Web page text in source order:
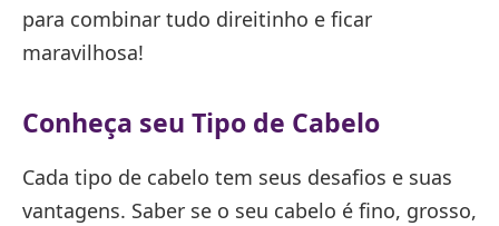
para combinar tudo direitinho e ficar
maravilhosa!
Conheça seu Tipo de Cabelo
Cada tipo de cabelo tem seus desafios e suas
vantagens. Saber se o seu cabelo é fino, grosso,